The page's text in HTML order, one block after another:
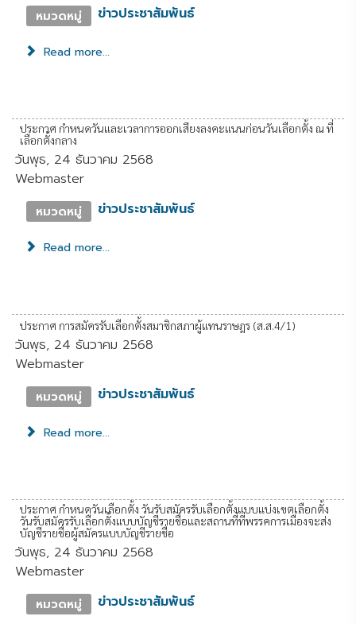
หมวดหมู่ ข่าวประชาสัมพันธ์
Read more...
ประกาศ กำหนดวันและเวลาการออกเสียงลงคะแนนก่อนวันเลือกตั้ง ณ ที่
เลือกตั้งกลาง
วันพุธ, 24 ธันวาคม 2568
Webmaster
หมวดหมู่ ข่าวประชาสัมพันธ์
Read more...
ประกาศ การสมัครรับเลือกตั้งสมาชิกสภาผู้แทนราษฎร (ส.ส.4/1)
วันพุธ, 24 ธันวาคม 2568
Webmaster
หมวดหมู่ ข่าวประชาสัมพันธ์
Read more...
ประกาศ กำหนดวันเลือกตั้ง วันรับสมัครรับเลือกตั้งแบบแบ่งเขตเลือกตั้ง
วันรับสมัครรับเลือกตั้งแบบบัญชีรายชื่อและสถานที่ที่พรรคการเมืองจะส่ง
บัญชีรายชื่อผู้สมัครแบบบัญชีรายชื่อ
วันพุธ, 24 ธันวาคม 2568
Webmaster
หมวดหมู่ ข่าวประชาสัมพันธ์